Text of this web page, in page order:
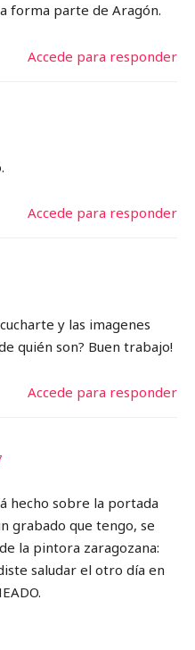
forma parte de Aragón.
Accede para responder
Accede para responder
y las imagenes
quién son? Buen trabajo!
Accede para responder
hecho sobre la portada
grabado que tengo, se
la pintora zaragozana:
saludar el otro día en